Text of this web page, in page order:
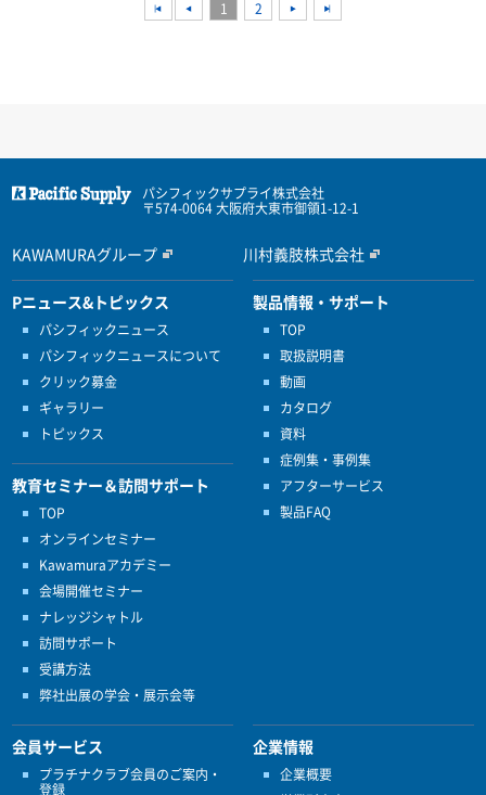
<< 1 2
パシフィックサプライ株式会社
〒574-0064 大阪府大東市御領1-12-1
KAWAMURAグループ 川村義肢株式会社
Pニュース&トピックス
パシフィックニュース
パシフィックニュースについて
クリック募金
ギャラリー
トピックス
教育セミナー＆訪問サポート
TOP
オンラインセミナー
Kawamuraアカデミー
会場開催セミナー
ナレッジシャトル
訪問サポート
受講方法
弊社出展の学会・展示会等
製品情報・サポート
TOP
取扱説明書
動画
カタログ
資料
症例集・事例集
アフターサービス
製品FAQ
会員サービス
プラチナクラブ会員のご案内・
登録
企業情報
企業概要